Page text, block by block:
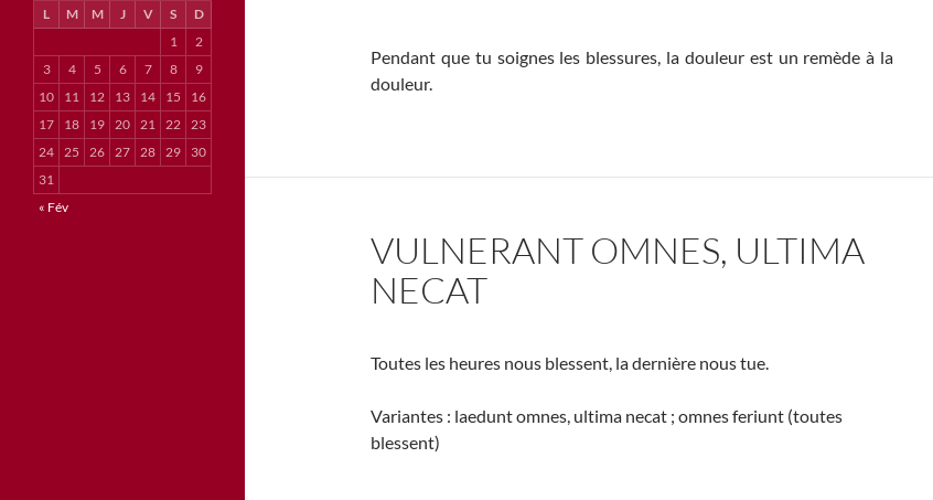
Pendant que tu soignes les blessures, la douleur est un remède à la
douleur.
VULNERANT OMNES, ULTIMA
NECAT
Toutes les heures nous blessent, la dernière nous tue.
Variantes : laedunt omnes, ultima necat ; omnes feriunt (toutes
blessent)
L M M J V S
D
1
2
3
4 5 6 7 8
9
10
11 12 13 14 15
16
17
18 19 20 21 22 23
24 25 26 27 28 29
30
31
« Fév